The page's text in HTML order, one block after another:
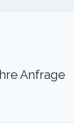
Anfrage